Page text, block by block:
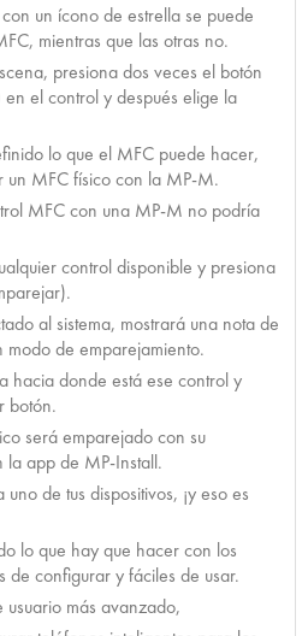
un ícono de estrella se puede
mientras que las otras no.
presiona dos veces el botón
en el control y después elige la
lo que el MFC puede hacer,
un MFC físico con la MP-M.
MFC con una MP-M no podría
control disponible y presiona
al sistema, mostrará una nota de
modo de emparejamiento.
hacia donde está ese control y
botón.
será emparejado con su
la app de MP-Install.
de tus dispositivos, ¡y eso es
lo que hay que hacer con los
de configurar y fáciles de usar.
usuario más avanzado,